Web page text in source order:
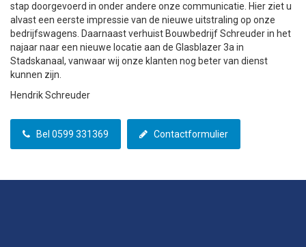
stap doorgevoerd in onder andere onze communicatie. Hier ziet u
alvast een eerste impressie van de nieuwe uitstraling op onze
bedrijfswagens. Daarnaast verhuist Bouwbedrijf Schreuder in het
najaar naar een nieuwe locatie aan de Glasblazer 3a in
Stadskanaal, vanwaar wij onze klanten nog beter van dienst
kunnen zijn.
Hendrik Schreuder
Bel 0599 331369 Contactformulier